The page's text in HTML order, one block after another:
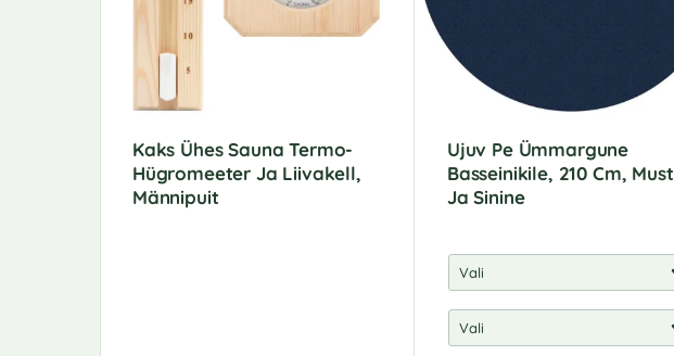
Kaks Ühes Sauna Termo-
Hügromeeter Ja Liivakell,
Männipuit
Ujuv Pe Ümmargune
Basseinikile, 210 Cm, Must
Ja Sinine